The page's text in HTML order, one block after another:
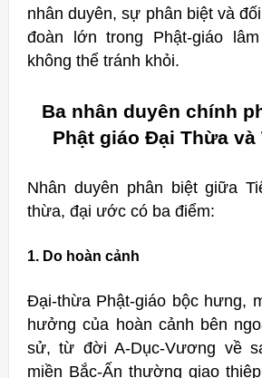
nhân duyên, sự phân biệt và
đoàn lớn trong Phật-giáo
không thể tránh khỏi.
Ba nhân duyên chính
Phật giáo Đại Thừa và
Nhân duyên phân biệt giữa
thừa, đại ước có ba điểm:
1. Do hoàn cảnh
Đại-thừa Phật-giáo bộc hưng,
hưởng của hoàn cảnh bên
sử, từ đời A-Dục-Vương về
miền Bắc-Ấn thường giao